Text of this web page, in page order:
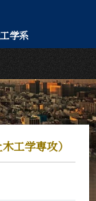
学系
工学専攻）